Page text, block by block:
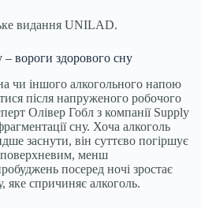
видання UNILAD.
– вороги здорового сну
чи іншого алкогольного напою
після напруженого робочого
Олівер Гобл з компанії Supply
сну. Хоча алкоголь
заснути, він суттєво погіршує
поверхневим, менш
посеред ночі зростає
яке спричиняє алкоголь.